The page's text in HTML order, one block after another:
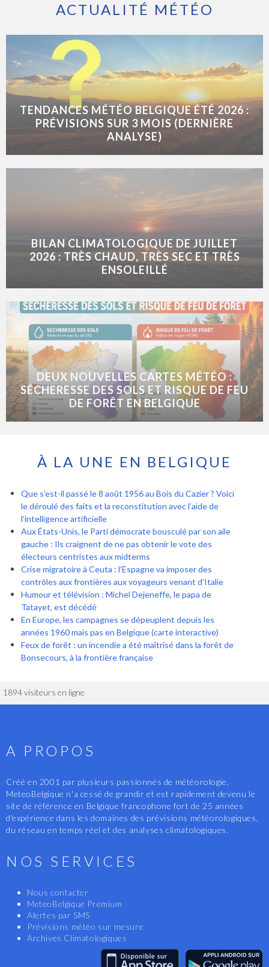
ACTUALITÉ MÉTÉO
TENDANCES MÉTÉO BELGIQUE ÉTÉ 2026 :
PRÉVISIONS SUR 3 MOIS (DERNIÈRE
ANALYSE)
BILAN CLIMATOLOGIQUE DE JUILLET
2026 : TRÈS CHAUD, TRÈS SEC ET TRÈS
ENSOLEILLÉ
DEUX NOUVELLES CARTES MÉTÉO :
SÉCHERESSE DES SOLS ET RISQUE DE FEU
DE FORÊT EN BELGIQUE
À LA UNE EN BELGIQUE
Que s’est-il passé le 8 août 1956 au Bois du Cazier ? Voici
le déroulé des faits et la reconstitution avec l’aide de
l’intelligence artificielle
Aux États-Unis, le Parti démocrate bousculé par son aile
gauche : Ils craignent de ne pas obtenir le vote des
électeurs centristes aux midterms
Crise migratoire à Ceuta : l’Espagne va imposer des
contrôles aux frontières aux voyageurs venant d’Italie
Humour et télévision : Michel Dejeneffe, le papa de
Tatayet, est décédé
En Europe, les campagnes se dépeuplent depuis les
années 1960 mais pas en Belgique (carte interactive)
Feux de forêt : un incendie a été maîtrisé dans la forêt de
Bonsecours, à la frontière française
1894 visiteurs en ligne
A PROPOS
Créé en 2001 par plusieurs passionnés de météorologie,
MeteoBelgique n'a cessé de grandir et est rapidement devenu le
site de référence en Belgique francophone fort de 25 années
d'expérience dans les domaines des prévisions météorologiques,
du réseau en temps réel et des analyses climatologiques.
NOS SERVICES
Nous contacter
MeteoBelgique Premium
Alertes par SMS
Prévisions météo sur mesure
Archives Climatologiques